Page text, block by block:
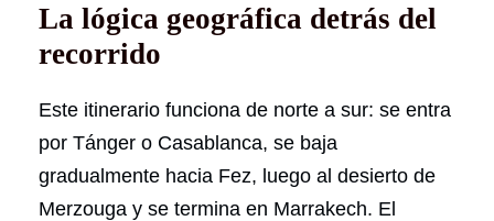
La lógica geográfica detrás del
recorrido
Este itinerario funciona de norte a sur: se entra
por Tánger o Casablanca, se baja
gradualmente hacia Fez, luego al desierto de
Merzouga y se termina en Marrakech. El